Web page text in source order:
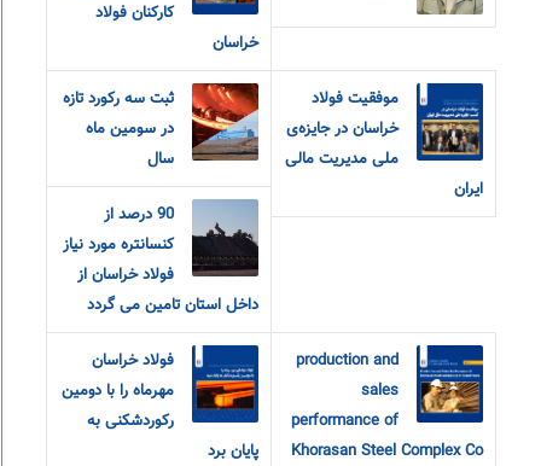
کارکنان فولاد
خراسان
موفقیت فولاد
خراسان در جایزه‌ی
ملی مدیریت مالی
ایران
ثبت سه رکورد تازه
در سومین ماه
سال
90 درصد از
کنسانتره مورد نیاز
فولاد خراسان از
داخل استان تامین می گردد
production and
sales
performance of
Khorasan Steel Complex Co
فولاد خراسان
مهرماه را با دومین
رکوردشکنی به
پایان برد